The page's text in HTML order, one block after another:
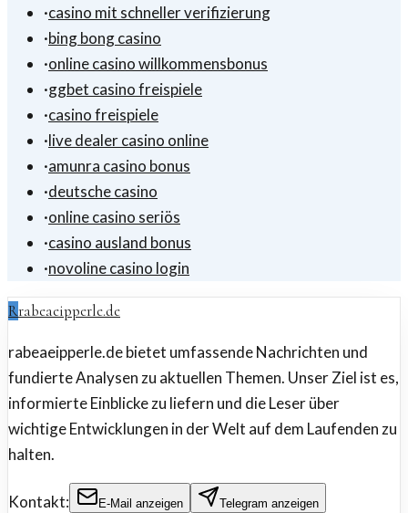
·casino mit schneller verifizierung
·bing bong casino
·online casino willkommensbonus
·ggbet casino freispiele
·casino freispiele
·live dealer casino online
·amunra casino bonus
·deutsche casino
·online casino seriös
·casino ausland bonus
·novoline casino login
Rrabeaeipperle.de
rabeaeipperle.de bietet umfassende Nachrichten und
fundierte Analysen zu aktuellen Themen. Unser Ziel ist es,
informierte Einblicke zu liefern und die Leser über
wichtige Entwicklungen in der Welt auf dem Laufenden zu
halten.
Kontakt: E-Mail anzeigen Telegram anzeigen